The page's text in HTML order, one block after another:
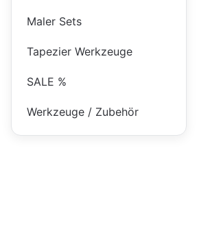
Maler Sets
Tapezier Werkzeuge
SALE %
Werkzeuge / Zubehör